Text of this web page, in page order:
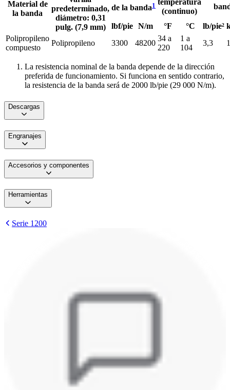
Material de
la banda
predeterminado,
diámetro: 0,31
pulg. (7,9 mm)
de la banda1 temperatura
(continuo)
lbf/pie N/m °F °C lb/pie²
Polipropileno
compuesto
Polipropileno 3300 48200
34 a
220
1 a
104
3,3
La resistencia nominal de la banda depende de la dirección
preferida de funcionamiento. Si funciona en sentido contrario,
la resistencia de la banda será de 2000 lb/pie (29 000 N/m).
Descargas
Engranajes
Accesorios y componentes
Herramientas
Serie 1200